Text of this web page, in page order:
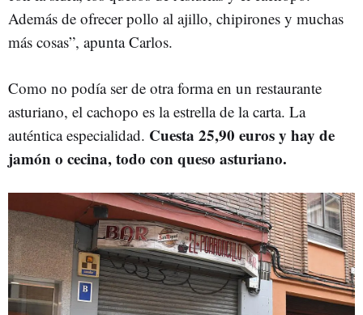
Además de ofrecer pollo al ajillo, chipirones y muchas
más cosas”, apunta Carlos.
Como no podía ser de otra forma en un restaurante
asturiano, el cachopo es la estrella de la carta. La
auténtica especialidad. Cuesta 25,90 euros y hay de
jamón o cecina, todo con queso asturiano.